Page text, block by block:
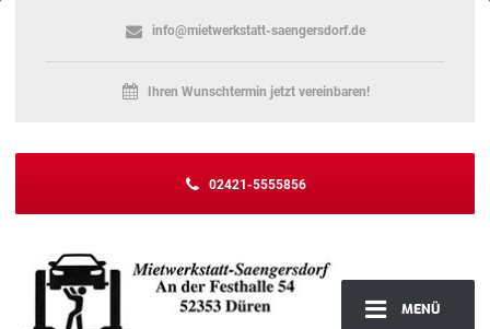
MENÜ
info@mietwerkstatt-saengersdorf.de
Ihren Wunschtermin jetzt vereinbaren!
02421-5555856